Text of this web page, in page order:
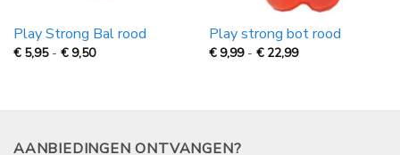
Play Strong Bal rood
€ 5,95 - €9,50Prijsklasse:
9,50
Play strong bot rood
€9,99 - € 22,99Prijsklasse:
22,99
AANBIEDINGEN ONTVANGEN?